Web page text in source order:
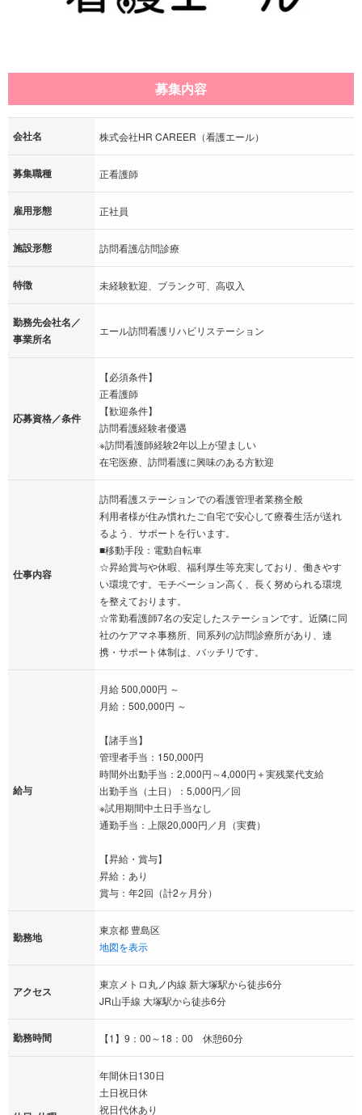
募集内容
会社名 株式会社HR CAREER（看護エール）
募集職種 正看護師
雇用形態 正社員
施設形態 訪問看護/訪問診療
特徴 未経験歓迎、ブランク可、高収入
勤務先会社名／
事業所名
エール訪問看護リハビリステーション
応募資格／条件
【必須条件】
正看護師
【歓迎条件】
訪問看護経験者優遇
※訪問看護師経験2年以上が望ましい
在宅医療、訪問看護に興味のある方歓迎
仕事内容
訪問看護ステーションでの看護管理者業務全般
利用者様が住み慣れたご自宅で安心して療養生活が送れ
るよう、サポートを行います。
■移動手段：電動自転車
☆昇給賞与や休暇、福利厚生等充実しており、働きやす
い環境です。モチベーション高く、長く努められる環境
を整えております。
☆常勤看護師7名の安定したステーションです。近隣に同
社のケアマネ事務所、同系列の訪問診療所があり、連
携・サポート体制は、バッチリです。
給与
月給 500,000円 ～
月給：500,000円 ～
【諸手当】
管理者手当：150,000円
時間外出動手当：2,000円～4,000円＋実残業代支給
出勤手当（土日）：5,000円／回
※試用期間中土日手当なし
通勤手当：上限20,000円／月（実費）
【昇給・賞与】
昇給：あり
賞与：年2回（計2ヶ月分）
勤務地
東京都 豊島区
地図を表示
アクセス
東京メトロ丸ノ内線 新大塚駅から徒歩6分
JR山手線 大塚駅から徒歩6分
勤務時間 【1】9：00～18：00 休憩60分
年間休日130日
土日祝日休
祝日代休あり